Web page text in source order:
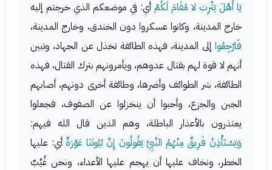
يَا أَهْلَ يَثْرِبَ لا مُقَامَ لَكُمْ أي: في موضعكم الذي خرجتم إليه
خارج المدينة، وكانوا عسكروا دون الخندق، وخارج المدينة،
فَارْجِعُوا إلى المدينة، فهذه الطائفة تخذل عن الجهاد، وتبين
أنهم لا قوة لهم بقتال عدوهم، ويأمرونهم بترك القتال، فهذه
الطائفة، شر الطوائف وأضرها، وطائفة أخرى دونهم، أصابهم
الجبن والجزع، وأحبوا أن ينخزلوا عن الصفوف، فجعلوا
يعتذرون بالأعذار الباطلة، وهم الذين قال الله فيهم:
وَيَسْتَأْذِنُ فَرِيقٌ مِنْهُمُ النَّبِيَّ يَقُولُونَ إِنَّ بُيُوتَنَا عَوْرَةٌأي: عليها
الخطر، ونخاف عليها أن يهجم عليها الأعداء، ونحن غُيَّبٌ